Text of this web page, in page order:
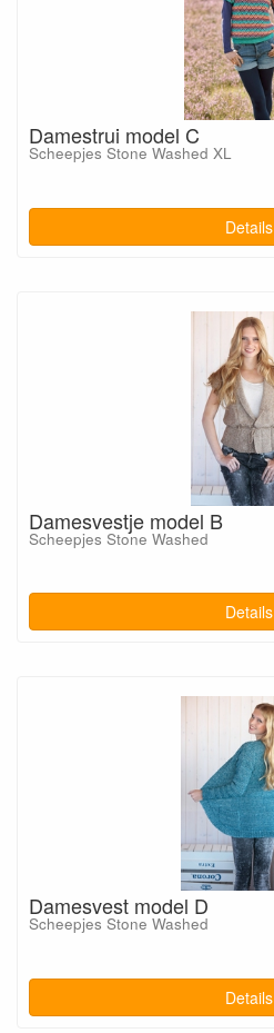
Damestrui model C
Scheepjes Stone Washed XL
Details
Damesvestje model B
Scheepjes Stone Washed
Details
Damesvest model D
Scheepjes Stone Washed
Details